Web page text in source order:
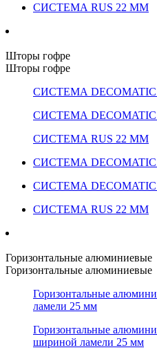
СИСТЕМА RUS 22 ММ
Шторы гофре
Шторы гофре
СИСТЕМА
СИСТЕМА
СИСТЕМА RUS 22 ММ
СИСТЕМА
СИСТЕМА
СИСТЕМА RUS 22 ММ
Горизонтальные алюминиевые
Горизонтальные алюминиевые
Горизонтальные
ламели 25 мм
Горизонтальные
шириной ламели 25 мм